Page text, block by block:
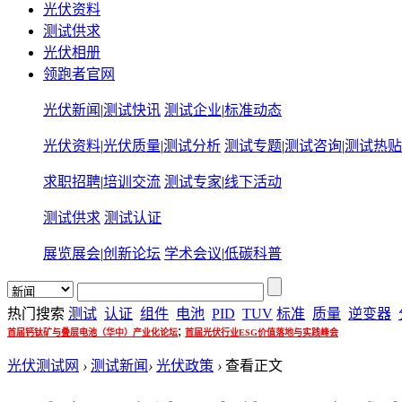
光伏资料
测试供求
光伏相册
领跑者官网
光伏新闻 |测试快讯 测试企业|标准动态
光伏资料|光伏质量|测试分析 测试专题|测试咨询|测试热贴
求职招聘|培训交流 测试专家|线下活动
测试供求 测试认证
展览展会|创新论坛 学术会议|低碳科普
热门搜索 测试 认证 组件 电池 PID TUV 标准 质量 逆变器
首届钙钛矿与叠层电池（华中）产业化论坛; 首届光伏行业ESG价值落地与实践峰会
光伏测试网 › 测试新闻 › 光伏政策 › 查看正文